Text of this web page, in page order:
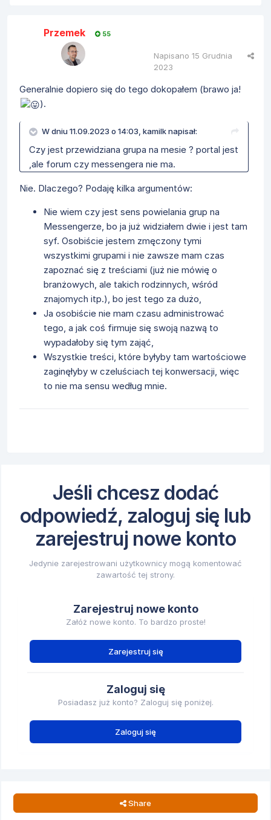
Przemek 55
Napisano 15 Grudnia
2023
Generalnie dopiero się do tego dokopałem (brawo ja!
).
W dniu 11.09.2023 o 14:03, kamilknapisał:
Czy jest przewidziana grupa na mesie ? portal jest
,ale forum czy messengera nie ma.
Nie. Dlaczego? Podaję kilka argumentów:
Nie wiem czy jest sens powielania grup na
Messengerze, bo ja już widziałem dwie i jest tam
syf. Osobiście jestem zmęczony tymi
wszystkimi grupami i nie zawsze mam czas
zapoznać się z treściami (już nie mówię o
branżowych, ale takich rodzinnych, wśród
znajomych itp.), bo jest tego za dużo,
Ja osobiście nie mam czasu administrować
tego, a jak coś firmuje się swoją nazwą to
wypadałoby się tym zająć,
Wszystkie treści, które byłyby tam wartościowe
zaginęłyby w czeluściach tej konwersacji, więc
to nie ma sensu według mnie.
Jeśli chcesz dodać
odpowiedź, zaloguj się lub
zarejestruj nowe konto
Jedynie zarejestrowani użytkownicy mogą komentować
zawartość tej strony.
Zarejestruj nowe konto
Załóż nowe konto. To bardzo proste!
Zarejestruj się
Zaloguj się
Posiadasz już konto? Zaloguj się poniżej.
Zaloguj się
Share